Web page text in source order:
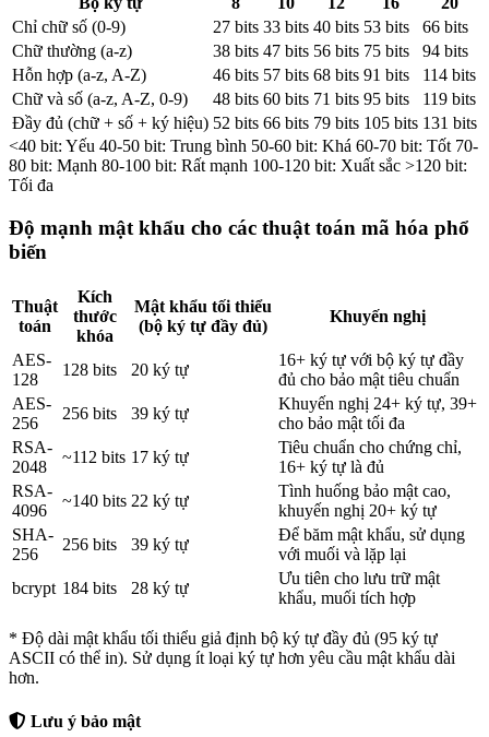
Chỉ chữ số (0-9)
27 bits 33 bits 40 bits 53 bits
66 bits
Chữ thường (a-z)
38 bits 47 bits 56 bits 75 bits
94 bits
Hỗn hợp (a-z, A-Z)
46 bits 57 bits 68 bits 91 bits
114 bits
Chữ và số (a-z, A-Z, 0-9)
48 bits 60 bits 71 bits 95 bits
119 bits
Đầy đủ (chữ + số + ký hiệu) 52 bits 66 bits 79 bits 105 bits 131 bits
<40 bit: Yếu 40-50 bit: Trung bình 50-60 bit: Khá 60-70 bit: Tốt 70-
80 bit: Mạnh 80-100 bit: Rất mạnh 100-120 bit: Xuất sắc >120 bit:
Tối đa
Độ mạnh mật khẩu cho các thuật toán mã hóa phổ
biến
Thuật
toán
Kích
thước
khóa
Mật khẩu tối thiểu
(bộ ký tự đầy đủ)
Khuyến nghị
AES-
128
128 bits 20 ký tự
16+ ký tự với bộ ký tự đầy
đủ cho bảo mật tiêu chuẩn
AES-
256
256 bits 39 ký tự
Khuyến nghị 24+ ký tự, 39+
cho bảo mật tối đa
RSA-
2048
~112 bits 17 ký tự
Tiêu chuẩn cho chứng chỉ,
16+ ký tự là đủ
RSA-
4096
~140 bits 22 ký tự
Tình huống bảo mật cao,
khuyến nghị 20+ ký tự
SHA-
256
256 bits 39 ký tự
Để băm mật khẩu, sử dụng
với muối và lặp lại
bcrypt 184 bits 28 ký tự
Ưu tiên cho lưu trữ mật
khẩu, muối tích hợp
* Độ dài mật khẩu tối thiểu giả định bộ ký tự đầy đủ (95 ký tự
ASCII có thể in). Sử dụng ít loại ký tự hơn yêu cầu mật khẩu dài
hơn.
Lưu ý bảo mật